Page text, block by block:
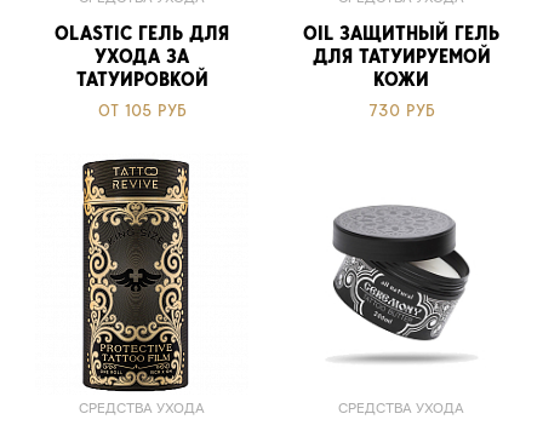
OLASTIC ГЕЛЬ ДЛЯ
УХОДА ЗА
ТАТУИРОВКОЙ
ОТ 105 РУБ
OIL ЗАЩИТНЫЙ ГЕЛЬ
ДЛЯ ТАТУИРУЕМОЙ
КОЖИ
730 РУБ
СРЕДСТВА УХОДА СРЕДСТВА УХОДА